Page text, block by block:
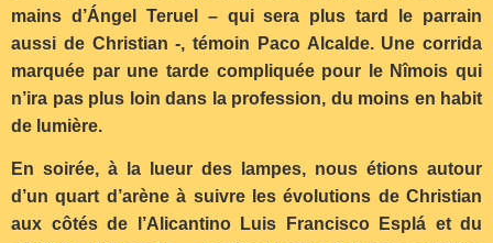
mains d’Ángel Teruel – qui sera plus tard le parrain
aussi de Christian -, témoin Paco Alcalde. Une corrida
marquée par une tarde compliquée pour le Nîmois qui
n’ira pas plus loin dans la profession, du moins en habit
de lumière.
En soirée, à la lueur des lampes, nous étions autour
d’un quart d’arène à suivre les évolutions de Christian
aux côtés de l’Alicantino Luis Francisco Esplá et du